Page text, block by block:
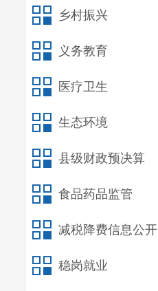
乡村振兴
义务教育
医疗卫生
生态环境
县级财政预决算
食品药品监管
减税降费信息公开
稳岗就业